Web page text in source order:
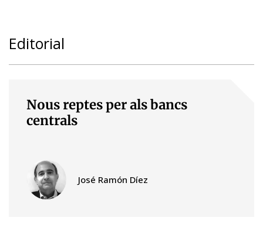
Editorial
Nous reptes per als bancs
centrals
José Ramón Díez